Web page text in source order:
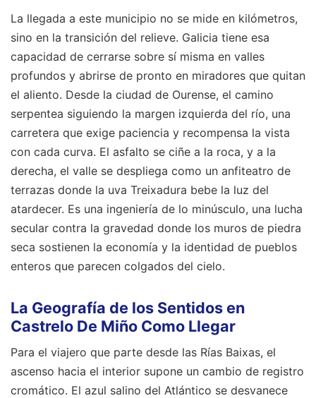
La llegada a este municipio no se mide en kilómetros,
sino en la transición del relieve. Galicia tiene esa
capacidad de cerrarse sobre sí misma en valles
profundos y abrirse de pronto en miradores que quitan
el aliento. Desde la ciudad de Ourense, el camino
serpentea siguiendo la margen izquierda del río, una
carretera que exige paciencia y recompensa la vista
con cada curva. El asfalto se ciñe a la roca, y a la
derecha, el valle se despliega como un anfiteatro de
terrazas donde la uva Treixadura bebe la luz del
atardecer. Es una ingeniería de lo minúsculo, una lucha
secular contra la gravedad donde los muros de piedra
seca sostienen la economía y la identidad de pueblos
enteros que parecen colgados del cielo.
La Geografía de los Sentidos en
Castrelo De Miño Como Llegar
Para el viajero que parte desde las Rías Baixas, el
ascenso hacia el interior supone un cambio de registro
cromático. El azul salino del Atlántico se desvanece